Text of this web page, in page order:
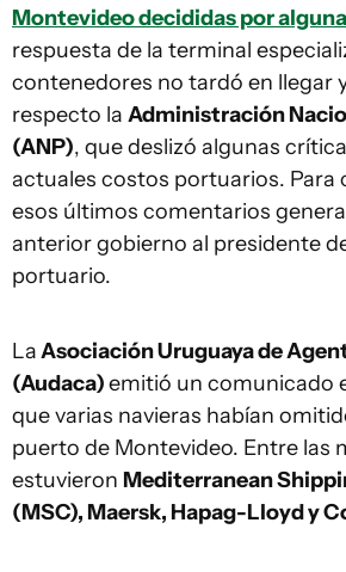
Montevideo decididas por
respuesta de la terminal
contenedores no tardó en llegar
respecto la Administración
(ANP), que deslizó algunas
actuales costos portuarios. Para
esos últimos comentarios
anterior gobierno al presidente
portuario.
LaAsociación Uruguaya de
(Audaca)emitió un comunicado
que varias navieras habían
puerto de Montevideo. Entre las
estuvieron Mediterranean
(MSC), Maersk, Hapag-Lloyd y